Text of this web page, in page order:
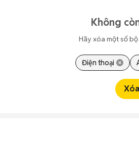
Không
Hãy xóa một số
Điện thoại